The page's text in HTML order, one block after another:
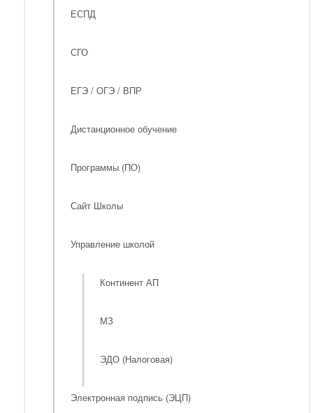
ЕСПД
СГО
ЕГЭ / ОГЭ / ВПР
Дистанционное обучение
Программы (ПО)
Сайт Школы
Управление школой
Континент АП
МЗ
ЭДО (Налоговая)
Электронная подпись (ЭЦП)